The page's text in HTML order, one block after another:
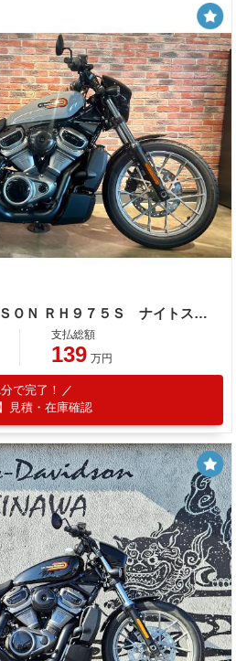
ＨＡＲＬＥＹ−ＤＡＶＩＤＳＯＮ ＲＨ９７５Ｓ ナイトスタースペシャル ＡＢＳ 前後ブレーキｂｒｅｍｂｏ クルーズコントロール 最新システム多数搭載
支払総額
139 万円
で完了！
見積・在庫確認